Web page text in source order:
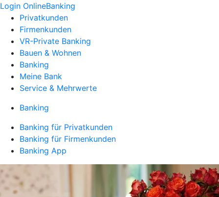
Login OnlineBanking
Privatkunden
Firmenkunden
VR-Private Banking
Bauen & Wohnen
Banking
Meine Bank
Service & Mehrwerte
Banking
Banking für Privatkunden
Banking für Firmenkunden
Banking App